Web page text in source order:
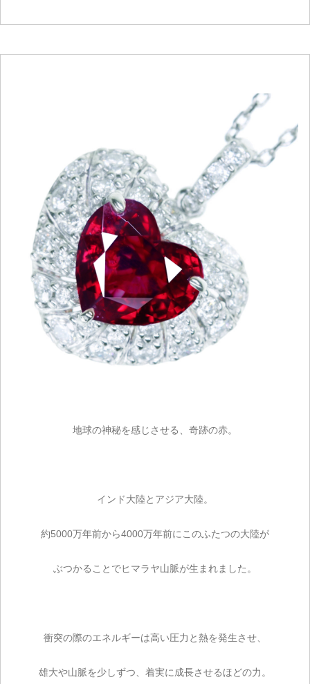
地球の神秘を感じさせる、奇跡の赤。
インド大陸とアジア大陸。
約5000万年前から4000万年前にこのふたつの大陸が
ぶつかることでヒマラヤ山脈が生まれました。
衝突の際のエネルギーは高い圧力と熱を発生させ、
雄大や山脈を少しずつ、着実に成長させるほどの力。